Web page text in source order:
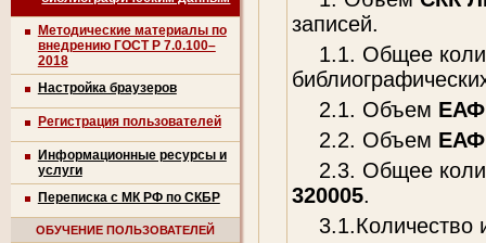
Методические материалы по
внедрению ГОСТ Р 7.0.100–
2018
Настройка браузеров
Регистрация пользователей
Информационные ресурсы и
услуги
Переписка с МК РФ по СКБР
ОБУЧЕНИЕ ПОЛЬЗОВАТЕЛЕЙ
записей.
1.1. Общее
2.1. Объем
2.2. Объем
2.3. Общее
320005.
3.1.Количество